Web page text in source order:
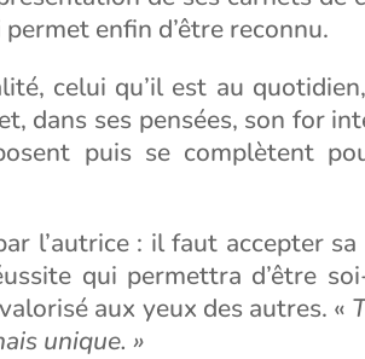
enfin d’être reconnu.
celui qu’il est au
dans ses pensées, son for
puis se complètent
l’autrice : il faut accepter
qui permettra d’être
aux yeux des autres. «
unique. »